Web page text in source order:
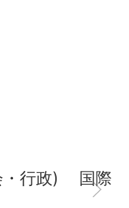
行政) 国際